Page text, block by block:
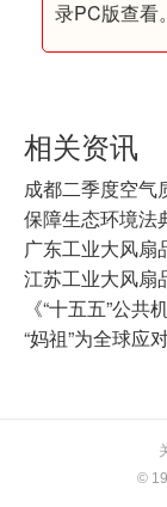
录PC版查看。
相关资讯
成都二季度空气
保障生态环境法
《“十五五”公
“妈祖”为全球应
©